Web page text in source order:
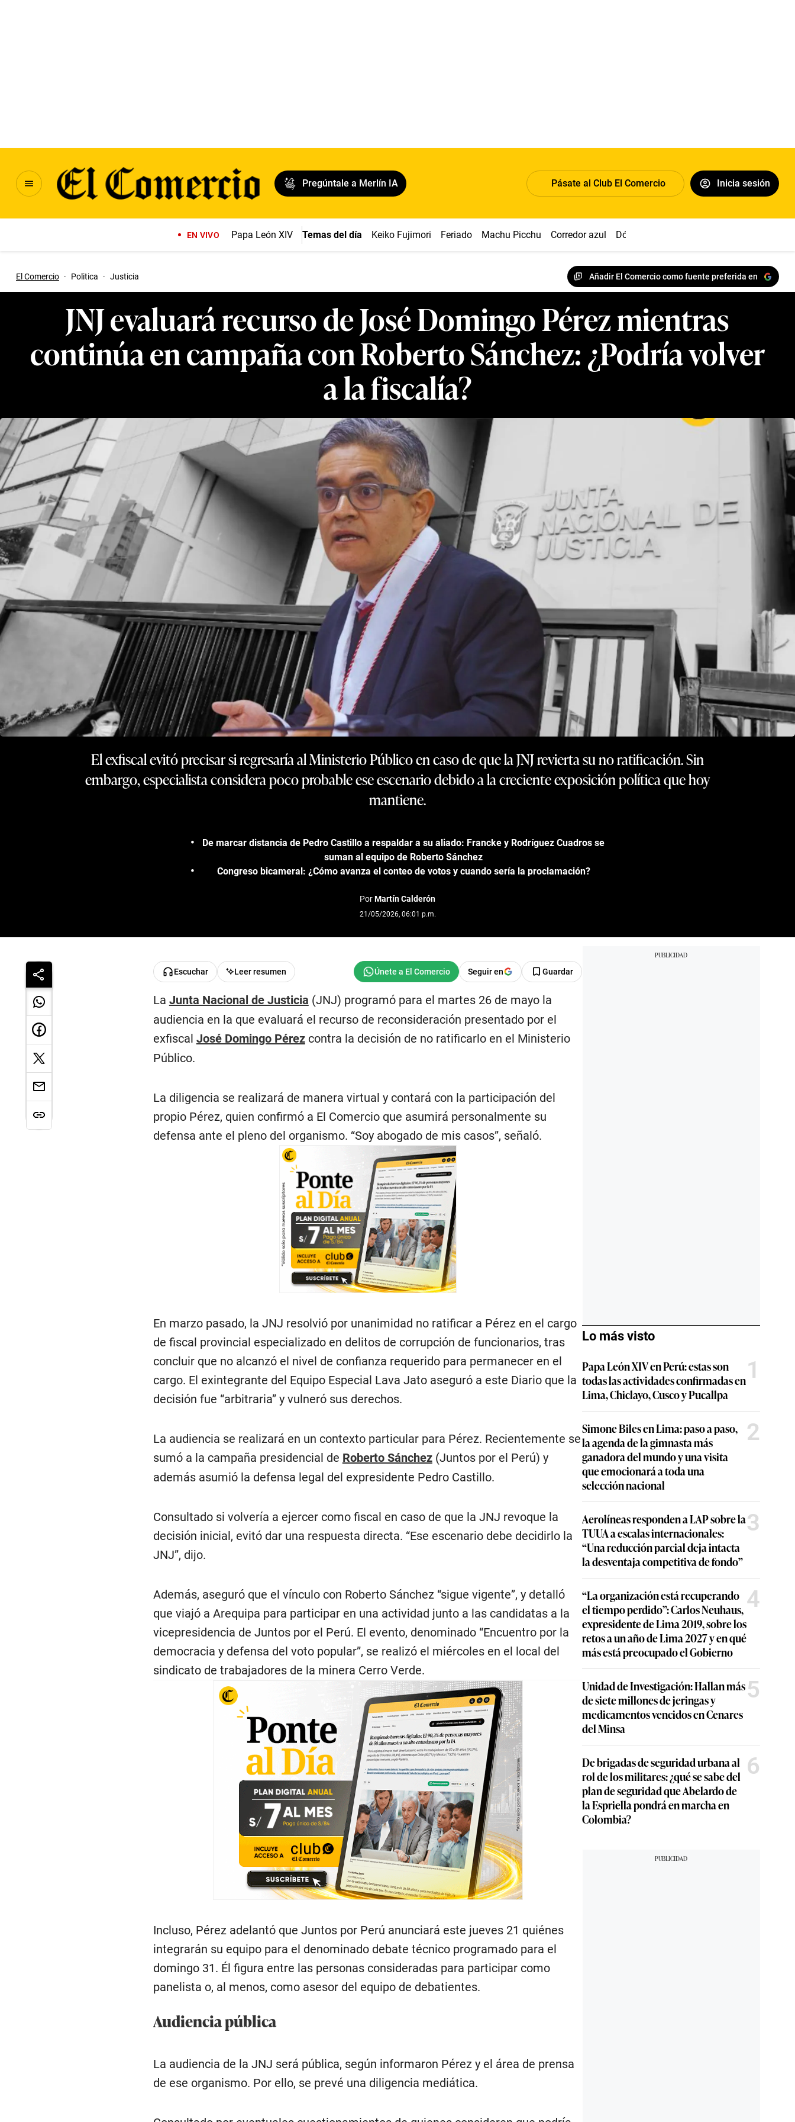
Pregúntale a Merlín IA Pásate al Club El Comercio Inicia sesión
EN VIVO Papa León XIV Temas del día Keiko Fujimori Feriado Machu Picchu Corredor azul Dólar
El Comercio · Politica · Justicia Añadir El Comercio como fuente preferida en
JNJ evaluará recurso de José Domingo Pérez mientras
continúa en campaña con Roberto Sánchez: ¿Podría volver
a la fiscalía?
El exfiscal evitó precisar si regresaría al Ministerio Público en caso de que la JNJ revierta su no ratificación. Sin
embargo, especialista considera poco probable ese escenario debido a la creciente exposición política que hoy
mantiene.
De marcar distancia de Pedro Castillo a respaldar a su aliado: Francke y Rodríguez Cuadros se
suman al equipo de Roberto Sánchez
Congreso bicameral: ¿Cómo avanza el conteo de votos y cuando sería la proclamación?
PorMartín Calderón
21/05/2026, 06:01 p.m.
Escuchar Leer resumen Seguir en Guardar
La Junta Nacional de Justicia (JNJ) programó para el martes 26 de mayo la
audiencia en la que evaluará el recurso de reconsideración presentado por el
exfiscal José Domingo Pérezcontra la decisión de no ratificarlo en el Ministerio
Público.
La diligencia se realizará de manera virtual y contará con la participación del
propio Pérez, quien confirmó a El Comercio que asumirá personalmente su
defensa ante el pleno del organismo. “Soy abogado de mis casos”, señaló.
En marzo pasado, la JNJ resolvió por unanimidad no ratificar a Pérez en el cargo
de fiscal provincial especializado en delitos de corrupción de funcionarios, tras
concluir que no alcanzó el nivel de confianza requerido para permanecer en el
cargo. El exintegrante del Equipo Especial Lava Jato aseguró a este Diario que la
decisión fue “arbitraria” y vulneró sus derechos.
La audiencia se realizará en un contexto particular para Pérez. Recientemente se
sumó a la campaña presidencial de Roberto Sánchez(Juntos por el Perú) y
además asumió la defensa legal del expresidente Pedro Castillo.
Consultado si volvería a ejercer como fiscal en caso de que la JNJ revoque la
decisión inicial, evitó dar una respuesta directa. “Ese escenario debe decidirlo la
JNJ”, dijo.
Además, aseguró que el vínculo con Roberto Sánchez “sigue vigente”, y detalló
que viajó a Arequipa para participar en una actividad junto a las candidatas a la
vicepresidencia de Juntos por el Perú. El evento, denominado “Encuentro por la
democracia y defensa del voto popular”, se realizó el miércoles en el local del
sindicato de trabajadores de la minera Cerro Verde.
Incluso, Pérez adelantó que Juntos por Perú anunciará este jueves 21 quiénes
integrarán su equipo para el denominado debate técnico programado para el
domingo 31. Él figura entre las personas consideradas para participar como
panelista o, al menos, como asesor del equipo de debatientes.
Audiencia pública
La audiencia de la JNJ será pública, según informaron Pérez y el área de prensa
de ese organismo. Por ello, se prevé una diligencia mediática.
Lo más visto
Papa León XIV en Perú: estas son
todas las actividades confirmadas en
Lima, Chiclayo, Cusco y Pucallpa
1
Simone Biles en Lima: paso a paso,
la agenda de la gimnasta más
ganadora del mundo y una visita
que emocionará a toda una
selección nacional
2
Aerolíneas responden a LAP sobre la
TUUA a escalas internacionales:
“Una reducción parcial deja intacta
la desventaja competitiva de fondo”
3
“La organización está recuperando
el tiempo perdido”: Carlos Neuhaus,
expresidente de Lima 2019, sobre los
retos a un año de Lima 2027 y en qué
más está preocupado el Gobierno
4
Unidad de Investigación: Hallan más
de siete millones de jeringas y
medicamentos vencidos en Cenares
del Minsa
5
De brigadas de seguridad urbana al
rol de los militares: ¿qué se sabe del
plan de seguridad que Abelardo de
la Espriella pondrá en marcha en
Colombia?
6